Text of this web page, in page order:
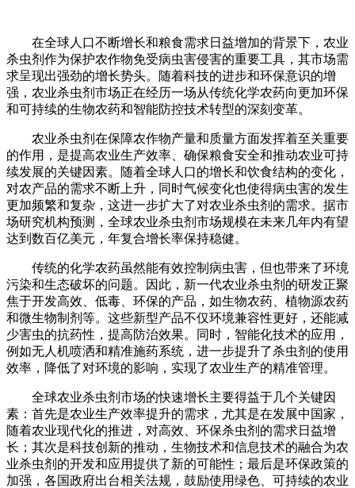
在全球人口不断增长和粮食需求日益增加的背景下，农业
杀虫剂作为保护农作物免受病虫害侵害的重要工具，其市场需
求呈现出强劲的增长势头。随着科技的进步和环保意识的增
强，农业杀虫剂市场正在经历一场从传统化学农药向更加环保
和可持续的生物农药和智能防控技术转型的深刻变革。
农业杀虫剂在保障农作物产量和质量方面发挥着至关重要
的作用，是提高农业生产效率、确保粮食安全和推动农业可持
续发展的关键因素。随着全球人口的增长和饮食结构的变化，
对农产品的需求不断上升，同时气候变化也使得病虫害的发生
更加频繁和复杂，这进一步扩大了对农业杀虫剂的需求。据市
场研究机构预测，全球农业杀虫剂市场规模在未来几年内有望
达到数百亿美元，年复合增长率保持稳健。
传统的化学农药虽然能有效控制病虫害，但也带来了环境
污染和生态破坏的问题。因此，新一代农业杀虫剂的研发正聚
焦于开发高效、低毒、环保的产品，如生物农药、植物源农药
和微生物制剂等。这些新型产品不仅环境兼容性更好，还能减
少害虫的抗药性，提高防治效果。同时，智能化技术的应用，
例如无人机喷洒和精准施药系统，进一步提升了杀虫剂的使用
效率，降低了对环境的影响，实现了农业生产的精准管理。
全球农业杀虫剂市场的快速增长主要得益于几个关键因
素：首先是农业生产效率提升的需求，尤其是在发展中国家，
随着农业现代化的推进，对高效、环保杀虫剂的需求日益增
长；其次是科技创新的推动，生物技术和信息技术的融合为农
业杀虫剂的开发和应用提供了新的可能性；最后是环保政策的
加强，各国政府出台相关法规，鼓励使用绿色、可持续的农业